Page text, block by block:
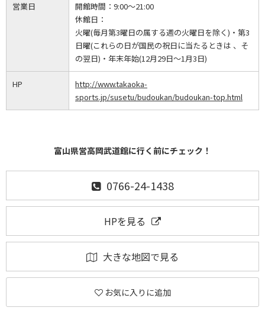
営業日 開館時間： 9:00～21:00
休館日：
火曜(毎月第3曜日の属する週の火曜日を除く)・第3
日曜(これらの日が国民の祝日に当たるときは 、そ
の翌日)・年末年始(12月29日～1月3日)
HP
http://www.takaoka-
sports.jp/susetu/budoukan/budoukan-top.html
富山県営高岡武道館に行く前にチェック！
0766-24-1438
HPを見る
大きな地図で見る
お気に入りに追加